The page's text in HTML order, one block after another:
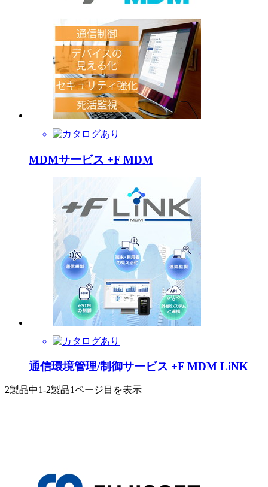
MDMサービス +F MDM
通信環境管理/制御サービス +F MDM LiNK
2製品中1-2製品1ページ目を表示